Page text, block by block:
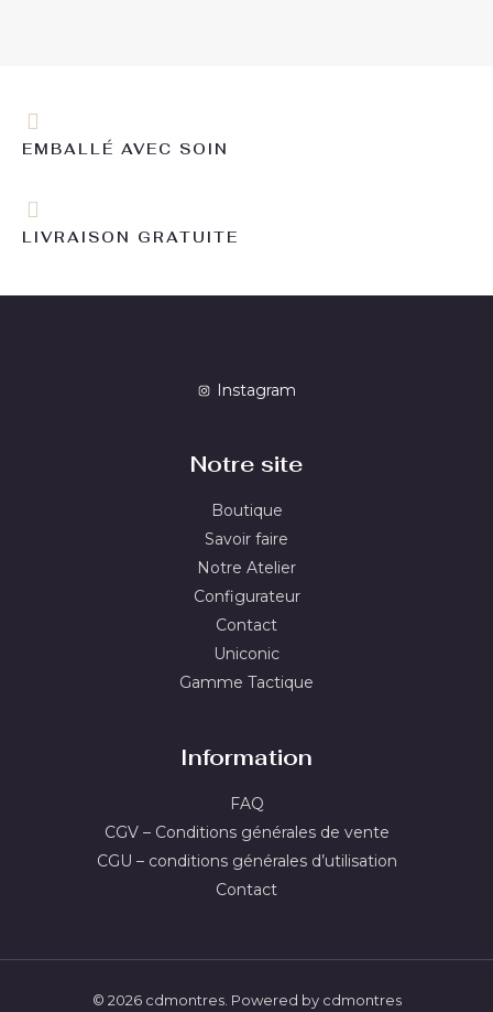
EMBALLÉ AVEC SOIN
LIVRAISON GRATUITE
Instagram
Notre site
Boutique
Savoir faire
Notre Atelier
Configurateur
Contact
Uniconic
Gamme Tactique
Information
FAQ
CGV – Conditions générales de vente
CGU – conditions générales d’utilisation
Contact
© 2026 cdmontres. Powered by cdmontres